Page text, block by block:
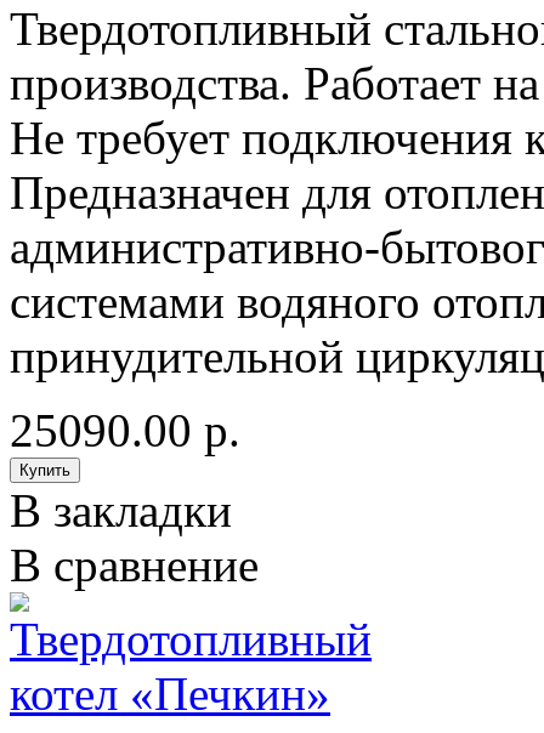
Твердотопливный
производства. Работает
Не требует подключения
Предназначен для
административно-
системами водяного
принудительной
25090.00 р.
В закладки
В сравнение